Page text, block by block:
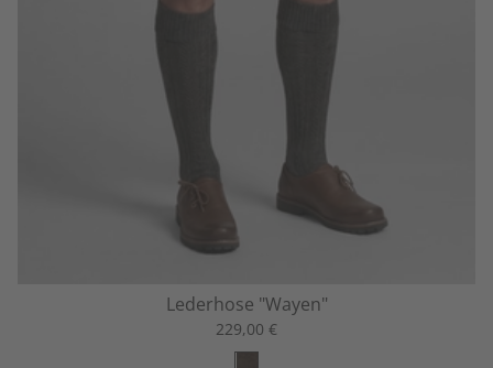
Lederhose "Wayen"
229,00 €